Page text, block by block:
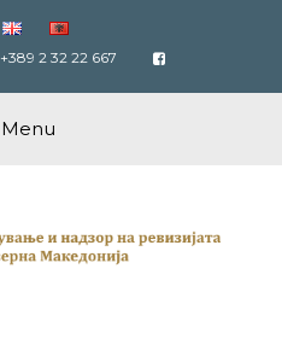
+389 2 32 22 667
Menu